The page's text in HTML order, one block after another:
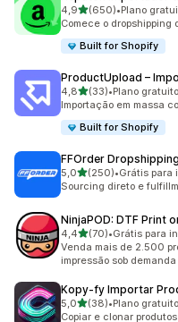
4,9de 5 estrelas
(650)
650 avaliações ao todo
•Plano
Comece o
Built for Shopify
ProductUpload –
4,8de 5 estrelas
(33)
33 avaliações ao todo
•Plano
Importação em massa
Built for Shopify
FFOrder Dropshipping
5,0de 5 estrelas
(250)
250 avaliações ao todo
•Grátis para
Sourcing direto e
NinjaPOD: DTF Print
4,4de 5 estrelas
(70)
70 avaliações ao todo
•Grátis para
Venda mais de 2.500
impressão sob demanda
Kopy‑fy Importar
5,0de 5 estrelas
(38)
38 avaliações ao todo
•Plano
Copiar e clonar